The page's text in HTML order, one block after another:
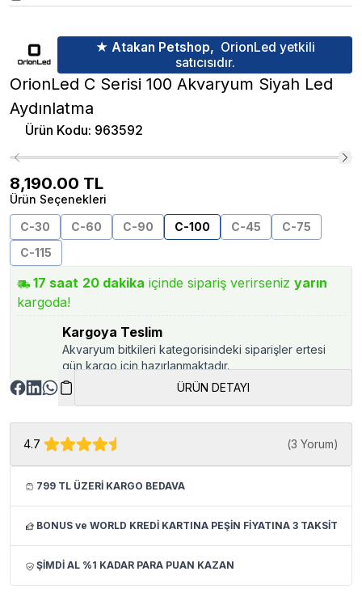
★ Atakan Petshop, OrionLed yetkili
satıcısıdır.
OrionLed C Serisi 100 Akvaryum Siyah Led
Aydınlatma
Ürün Kodu: 963592
8,190.00 TL
Ürün Seçenekleri
C-30
C-60 C-90 C-100 C-45
C-75
C-115
17 saat 20 dakika içinde sipariş verirseniz yarın
kargoda!
Kargoya Teslim
Akvaryum bitkileri kategorisindeki siparişler ertesi
gün kargo için hazırlanmaktadır.
ÜRÜN DETAYI
4.7 (3 Yorum)
799 TL ÜZERİ KARGO BEDAVA
BONUS ve WORLD KREDİ KARTINA PEŞİN FİYATINA 3 TAKSİT
ŞİMDİ AL %1 KADAR PARA PUAN KAZAN